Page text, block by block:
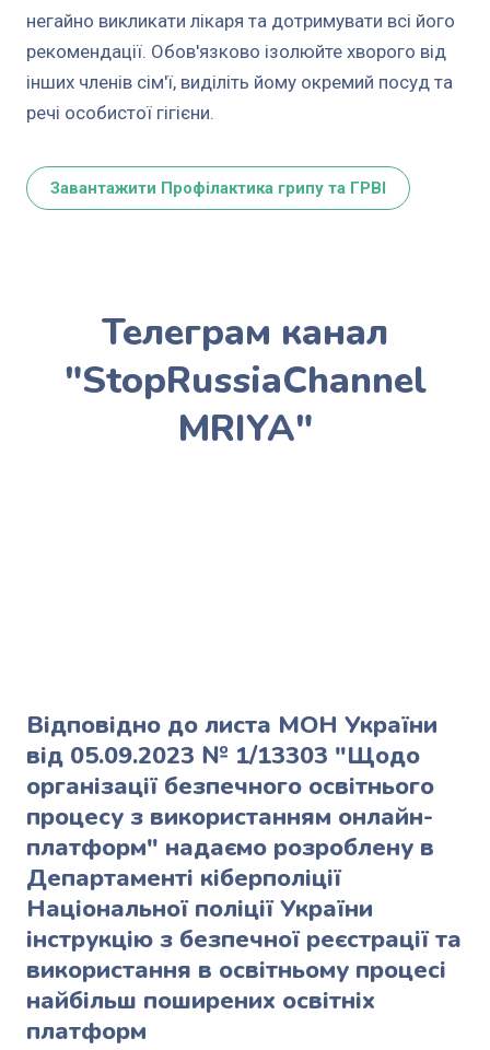
негайно викликати лікаря та дотримувати всі його
рекомендації. Обов'язково ізолюйте хворого від
інших членів сім'ї, виділіть йому окремий посуд та
речі особистої гігієни.
Завантажити Профілактика грипу та ГРВІ
Телеграм канал
"StopRussiaChannel
MRIYA"
Відповідно до листа МОН України
від 05.09.2023 № 1/13303 "Щодо
організації безпечного освітнього
процесу з використанням онлайн-
платформ" надаємо розроблену в
Департаменті кіберполіції
Національної поліції України
інструкцію з безпечної реєстрації та
використання в освітньому процесі
найбільш поширених освітніх
платформ